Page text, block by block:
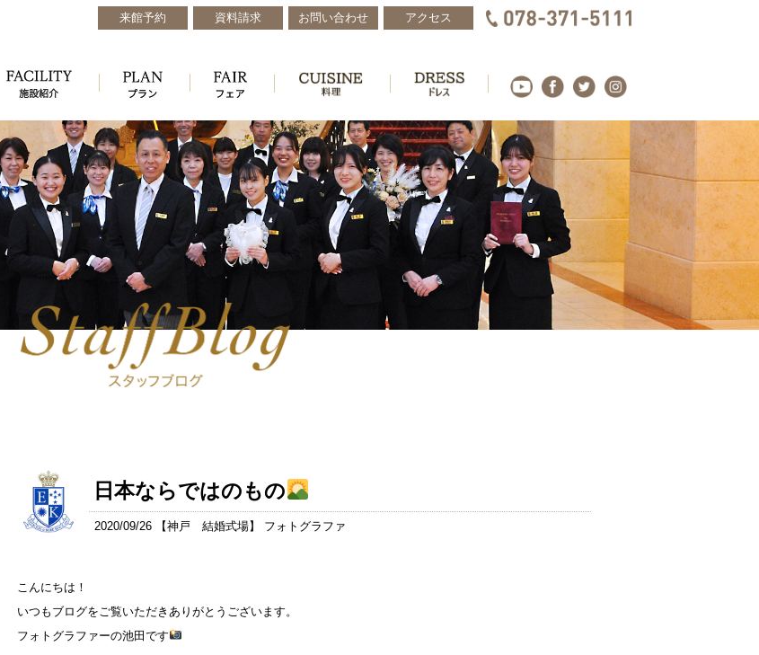
来館予約 資料請求 お問い合わせ アクセス
日本ならではのもの
2020/09/26 【神戸 結婚式場】 フォトグラファ
こんにちは！
いつもブログをご覧いただきありがとうございます。
フォトグラファーの池田です